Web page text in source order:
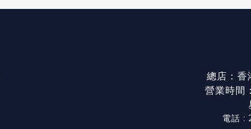
總店：香
營業時間
電話 :